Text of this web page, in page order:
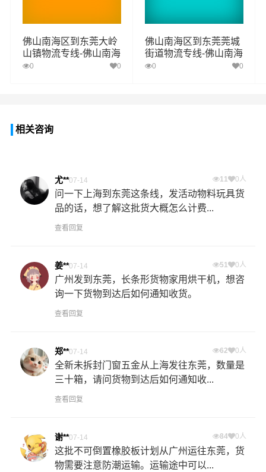
佛山南海区到东莞大岭
山镇物流专线-佛山南海
区至东莞大岭山镇物流
0 0
佛山南海区到东莞莞城
街道物流专线-佛山南海
区至东莞莞城街道物流
0 0
相关咨询
尤**07-14 11 0人
问一下上海到东莞这条线，发活动物料玩具货
品的话，想了解这批货大概怎么计费...
查看回复
姜**07-14 51 0人
广州发到东莞，长条形货物家用烘干机，想咨
询一下货物到达后如何通知收货。
查看回复
郑**07-14 62 0人
全新未拆封门窗五金从上海发往东莞，数量是
三十箱，请问货物到达后如何通知收...
查看回复
谢**07-14 84 0人
这批不可倒置橡胶板计划从广州运往东莞，货
物需要注意防潮运输。运输途中可以...